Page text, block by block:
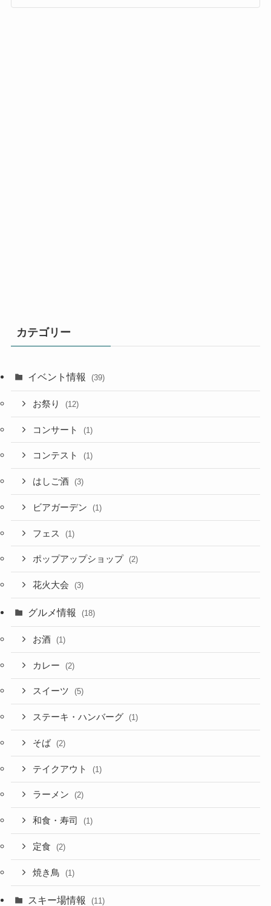
カテゴリー
イベント情報 (39)
お祭り (12)
コンサート (1)
コンテスト (1)
はしご酒 (3)
ビアガーデン (1)
フェス (1)
ポップアップショップ (2)
花火大会 (3)
グルメ情報 (18)
お酒 (1)
カレー (2)
スイーツ (5)
ステーキ・ハンバーグ (1)
そば (2)
テイクアウト (1)
ラーメン (2)
和食・寿司 (1)
定食 (2)
焼き鳥 (1)
スキー場情報 (11)